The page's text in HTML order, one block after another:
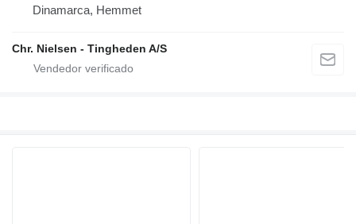
Dinamarca, Hemmet
Chr. Nielsen - Tingheden A/S